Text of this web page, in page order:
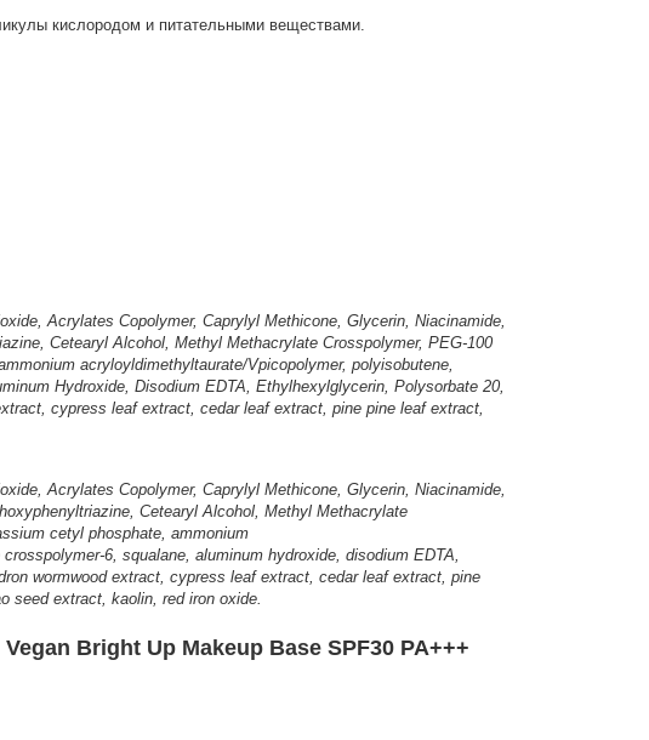
кислородом и питательными веществами.
Acrylates Copolymer, Caprylyl Methicone, Glycerin, Niacinamide,
Cetearyl Alcohol, Methyl Methacrylate Crosspolymer, PEG-100
acryloyldimethyltaurate/Vpicopolymer, polyisobutene,
Hydroxide, Disodium EDTA, Ethylhexylglycerin, Polysorbate 20,
cypress leaf extract, cedar leaf extract, pine pine leaf extract,
Acrylates Copolymer, Caprylyl Methicone, Glycerin, Niacinamide,
Cetearyl Alcohol, Methyl Methacrylate
cetyl phosphate, ammonium
6, squalane, aluminum hydroxide, disodium EDTA,
wormwood extract, cypress leaf extract, cedar leaf extract, pine
seed extract, kaolin, red iron oxide.
Bright Up Makeup Base SPF30 PA+++